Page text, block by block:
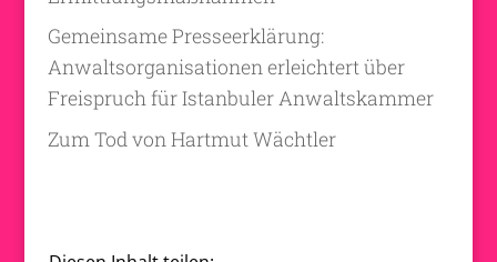
Gemeinsame Presseerklärung:
Anwaltsorganisationen erleichtert über
Freispruch für Istanbuler Anwaltskammer
Zum Tod von Hartmut Wächtler